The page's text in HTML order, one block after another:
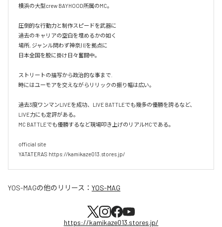
横浜の大型crew BAYHOOD所属のMC。
圧倒的な行動力と制作スピードを武器に
過去のキャリアの空白を埋めるかの如く
場所, ジャンル問わず神奈川を拠点に
日本全国を股に掛け日々奮闘中。
ストリートの描写から政治的な事まで.
時にはユーモアを交えながらリリックの振り幅は広い。
過去3度ワンマンLIVEを成功、LIVE BATTLEでも幾多の優勝を誇るなど、
LIVE力にも定評がある。
MC BATTLEでも優勝するなど現場叩き上げのリアルMCである。
official site
YATATERAS https://kamikaze013.stores.jp/
YOS-MAGの他のリリース： YOS-MAG
https://kamikaze013.stores.jp/